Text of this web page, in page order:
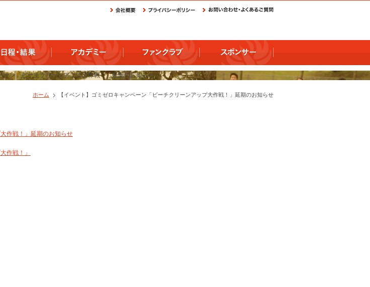
ホーム 【イベント】ゴミゼロキャンペーン「ビーチクリーンアップ大作戦！」延期のお知らせ
作戦！」延期のお知らせ
作戦！」